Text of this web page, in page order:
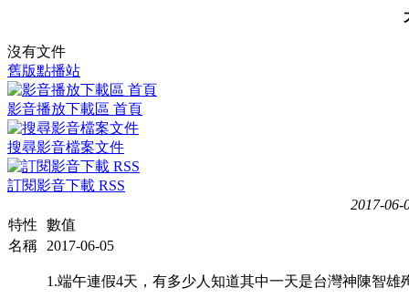
沒有文件
舊版點播站
影音播放下載區 首頁
搜尋影音檔案文件
訂閱影音下載 RSS
2017-06-
特性
數值
名稱
2017-06-05
1.端午連假4天，有多少人知道其中一天是台灣神陳智